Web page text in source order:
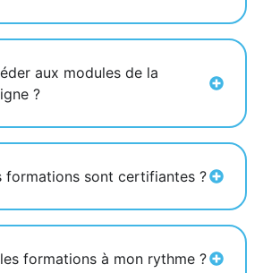
aux modules de la
?
formations sont certifiantes ?
formations à mon rythme ?